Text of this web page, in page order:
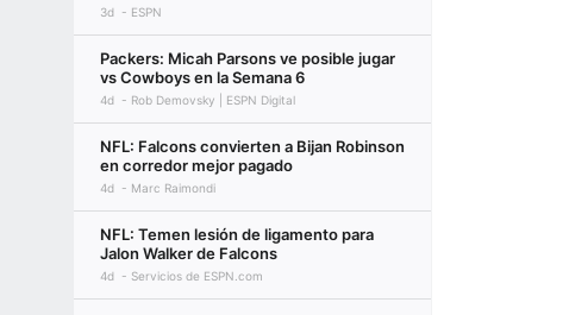
3d ESPN
Packers: Micah Parsons ve posible jugar
vs Cowboys en la Semana 6
4d Rob Demovsky | ESPN Digital
NFL: Falcons convierten a Bijan Robinson
en corredor mejor pagado
4d Marc Raimondi
NFL: Temen lesión de ligamento para
Jalon Walker de Falcons
4d Servicios de ESPN.com